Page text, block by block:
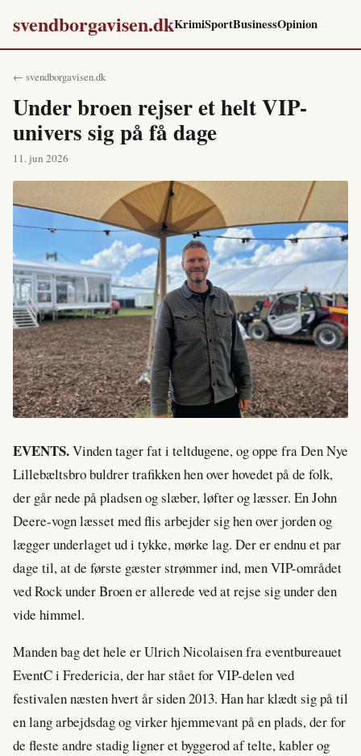
svendborgavisen.dkKrimiSportBusinessOpinion
← svendborgavisen.dk
Under broen rejser et helt VIP-
univers sig på få dage
11. jun 2026
EVENTS.Vinden tager fat i teltdugene, og oppe fra Den Nye
Lillebæltsbro buldrer trafikken hen over hovedet på de folk,
der går nede på pladsen og slæber, løfter og læsser. En John
Deere-vogn læsset med flis arbejder sig hen over jorden og
lægger underlaget ud i tykke, mørke lag. Der er endnu et par
dage til, at de første gæster strømmer ind, men VIP-området
ved Rock under Broen er allerede ved at rejse sig under den
vide himmel.
Manden bag det hele er Ulrich Nicolaisen fra eventbureauet
EventC i Fredericia, der har stået for VIP-delen ved
festivalen næsten hvert år siden 2013. Han har klædt sig på til
en lang arbejdsdag og virker hjemmevant på en plads, der for
de fleste andre stadig ligner et byggerod af telte, kabler og